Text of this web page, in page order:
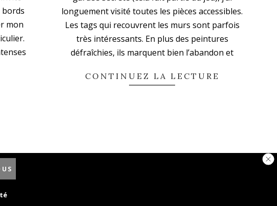
bords
mon
longuement visité toutes les pièces accessibles.
Les tags qui recouvrent les murs sont parfois
très intéressants. En plus des peintures
défraîchies, ils marquent bien l’abandon et
CONTINUEZ LA LECTURE
by